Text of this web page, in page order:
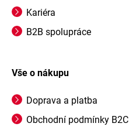
Kariéra
B2B spolupráce
Vše o nákupu
Doprava a platba
Obchodní podmínky B2C